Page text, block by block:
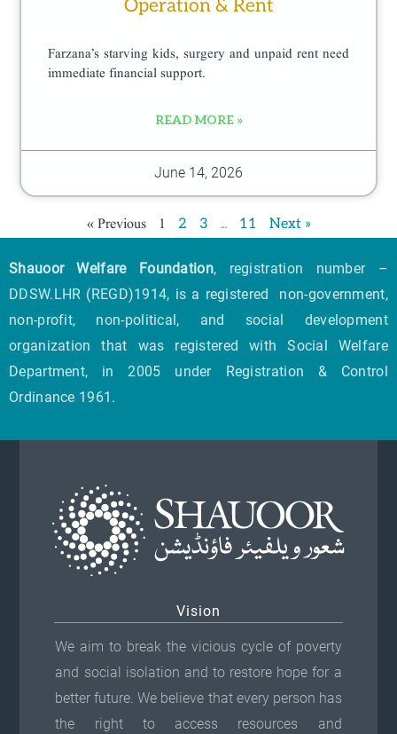
Operation & Rent
Farzana’s starving kids, surgery and unpaid rent need
immediate financial support.
READ MORE »
June 14, 2026
« Previous 1 2 3 … 11 Next »
Shauoor Welfare Foundation, registration number –
DDSW.LHR (REGD)1914, is a registered non-government,
non-profit, non-political, and social development
organization that was registered with Social Welfare
Department, in 2005 under Registration & Control
Ordinance 1961.
Vision
We aim to break the vicious cycle of poverty
and social isolation and to restore hope for a
better future. We believe that every person has
the right to access resources and